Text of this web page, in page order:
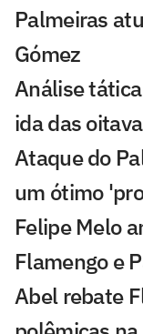
Palmeiras
Gómez
Análise
ida das
Ataque do
um ótimo
Felipe Melo
Flamengo e
Abel rebate